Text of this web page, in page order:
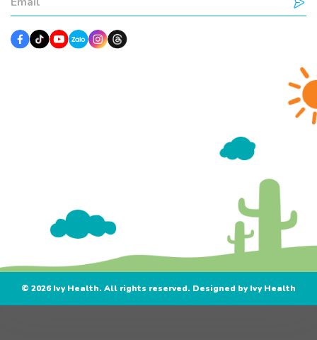
© 2026 Ivy Health. All rights reserved. Designed by Ivy Health